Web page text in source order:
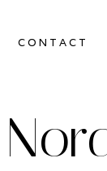
CONTACT